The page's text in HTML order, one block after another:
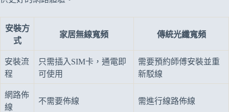
安裝方
式
家居無線寬頻 傳統光纖寬頻
安裝流
程
只需插入SIM卡，通電即
可使用
需要預約師傅安裝並重
新駁線
網路佈
線
不需要佈線 需進行線路佈線